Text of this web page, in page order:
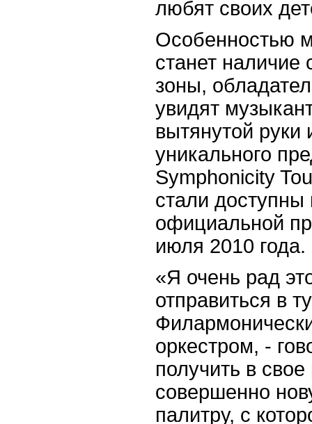
любят своих
Особенностью
станет
зоны,
увидят
вытянутой руки
уникального
Symphonicity
стали
официальной
июля 2010 года.
«Я очень рад
отправиться в
оркестром, -
получить в
совершенно
палитру, с